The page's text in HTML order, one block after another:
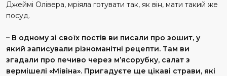
Джеймі Олівера, мріяла готувати так, як він, мати такий же
посуд.
– В одному зі своїх постів ви писали про зошит, у
який записували різноманітні рецепти. Там ви
згадали про печиво через м’ясорубку, салат з
вермішелі «Мівіна». Пригадуєте ще цікаві страви, які